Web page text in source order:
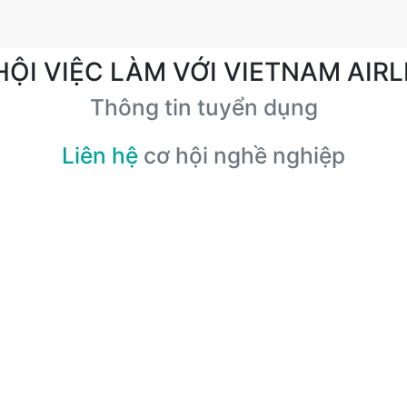
VIỆC LÀM VỚI VIETNAM
Thông tin tuyển dụng
Liên hệ cơ hội nghề nghiệp